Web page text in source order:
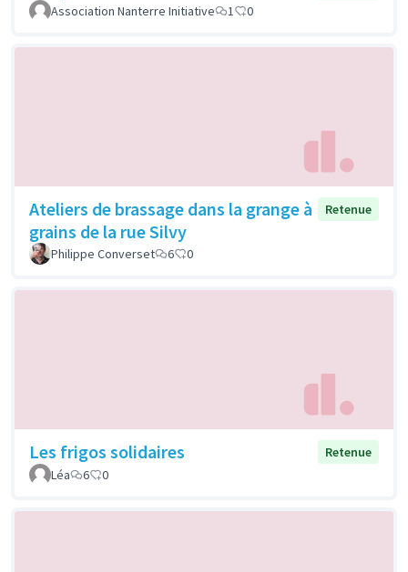
Association Nanterre Initiative
1 0
Ateliers de brassage dans la grange à
grains de la rue Silvy
Retenue
Philippe Converset 6 0
Les frigos solidaires
Retenue
Léa
6 0